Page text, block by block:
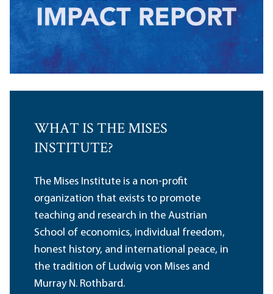
WHAT IS THE MISES
INSTITUTE?
The Mises Institute is a non-profit
organization that exists to promote
teaching and research in the Austrian
School of economics, individual freedom,
honest history, and international peace, in
the tradition of Ludwig von Mises and
Murray N. Rothbard.